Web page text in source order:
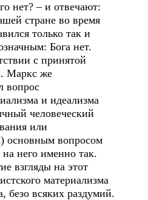
нет? – и отвечают:
стране во время
только так и
Бога нет.
с принятой
Маркс же
вопрос
и идеализма
человеческий
или
основным вопросом
него именно так.
взгляды на этот
материализма
безо всяких раздумий.